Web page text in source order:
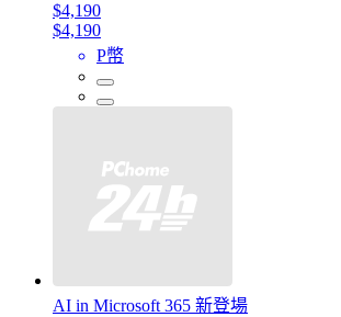
$4,190
$4,190
P幣
AI in Microsoft 365 新登場